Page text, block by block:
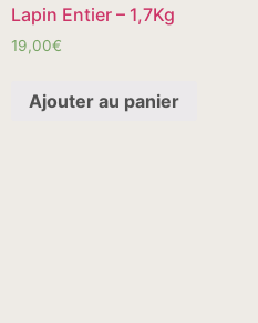
Lapin Entier – 1,7Kg
19,00€
Ajouter au panier